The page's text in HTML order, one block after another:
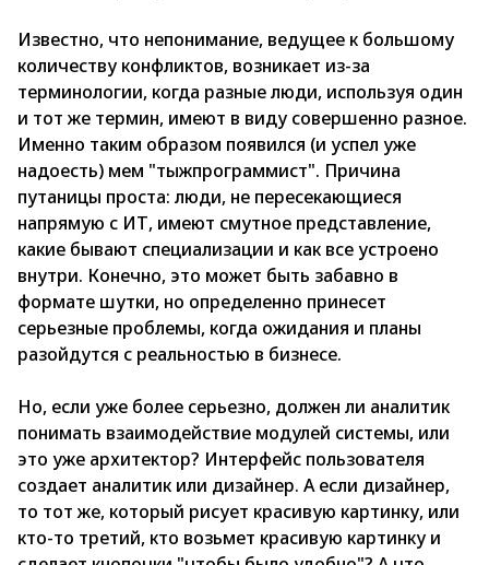
Известно, что непонимание, ведущее к большому
количеству конфликтов, возникает из-за
терминологии, когда разные люди, используя один
и тот же термин, имеют в виду совершенно разное.
Именно таким образом появился (и успел уже
надоесть) мем "тыжпрограммист". Причина
путаницы проста: люди, не пересекающиеся
напрямую с ИТ, имеют смутное представление,
какие бывают специализации и как все устроено
внутри. Конечно, это может быть забавно в
формате шутки, но определенно принесет
серьезные проблемы, когда ожидания и планы
разойдутся с реальностью в бизнесе.
Но, если уже более серьезно, должен ли аналитик
понимать взаимодействие модулей системы, или
это уже архитектор? Интерфейс пользователя
создает аналитик или дизайнер. А если дизайнер,
то тот же, который рисует красивую картинку, или
кто-то третий, кто возьмет красивую картинку и